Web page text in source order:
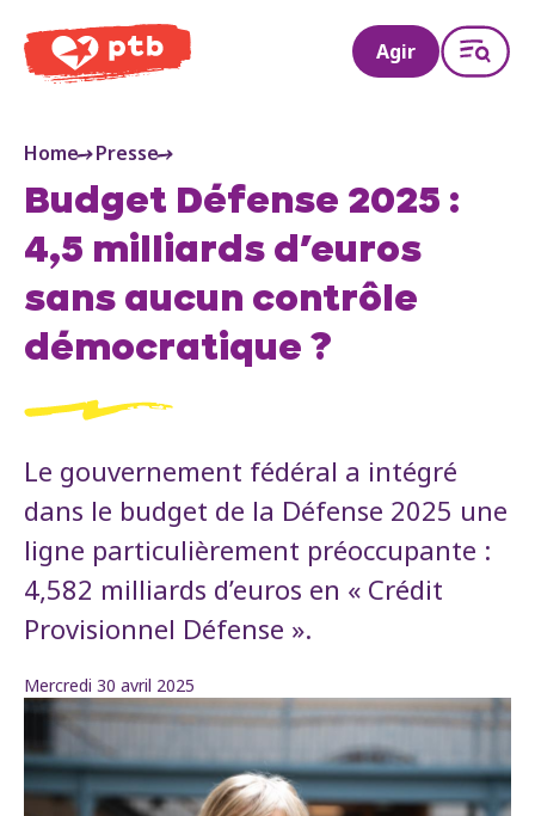
PTB
Agir
Home Presse
Budget Défense 2025 :
4,5 milliards d’euros
sans aucun contrôle
démocratique ?
Le gouvernement fédéral a intégré
dans le budget de la Défense 2025 une
ligne particulièrement préoccupante :
4,582 milliards d’euros en « Crédit
Provisionnel Défense ».
Mercredi 30 avril 2025